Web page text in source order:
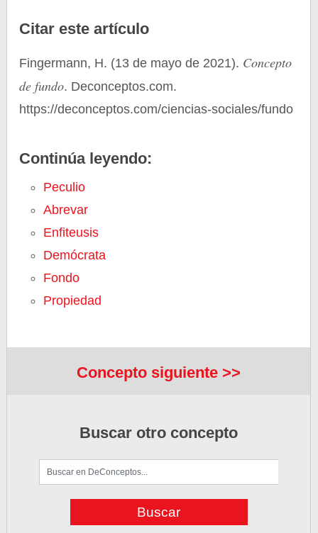
Citar este artículo
Fingermann, H. (13 de mayo de 2021). Concepto
de fundo. Deconceptos.com.
https://deconceptos.com/ciencias-sociales/fundo
Continúa leyendo:
Peculio
Abrevar
Enfiteusis
Demócrata
Fondo
Propiedad
Concepto siguiente >>
Buscar otro concepto